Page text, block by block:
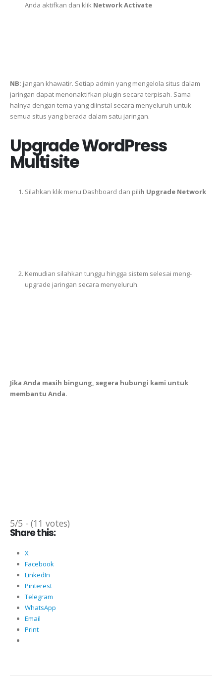
Anda aktifkan dan klik Network Activate
NB: jangan khawatir. Setiap admin yang mengelola situs dalam
jaringan dapat menonaktifkan plugin secara terpisah. Sama
halnya dengan tema yang diinstal secara menyeluruh untuk
semua situs yang berada dalam satu jaringan.
Upgrade WordPress
Multisite
Silahkan klik menu Dashboard dan pilih Upgrade Network
Kemudian silahkan tunggu hingga sistem selesai meng-
upgrade jaringan secara menyeluruh.
Jika Anda masih bingung, segera hubungi kami untuk
membantu Anda.
5/5 - (11 votes)
Share this:
X
Facebook
LinkedIn
Pinterest
Telegram
WhatsApp
Email
Print